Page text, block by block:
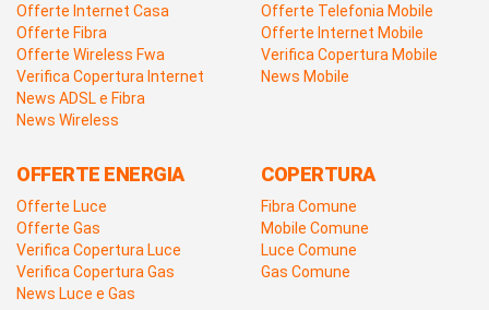
Offerte Internet Casa
Offerte Fibra
Offerte Wireless Fwa
Verifica Copertura Internet
News ADSL e Fibra
News Wireless
Offerte Telefonia Mobile
Offerte Internet Mobile
Verifica Copertura Mobile
News Mobile
OFFERTE ENERGIA
Offerte Luce
Offerte Gas
Verifica Copertura Luce
Verifica Copertura Gas
News Luce e Gas
COPERTURA
Fibra Comune
Mobile Comune
Luce Comune
Gas Comune